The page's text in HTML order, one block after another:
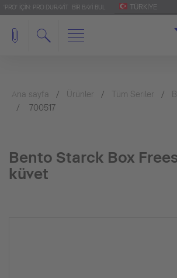
'PRO' IÇIN: PRO.DURAVIT BIR BAYI BUL TÜRKIYE
Ana sayfa Ürünler Tüm Seriler
700517
Bento Starck Box
küvet